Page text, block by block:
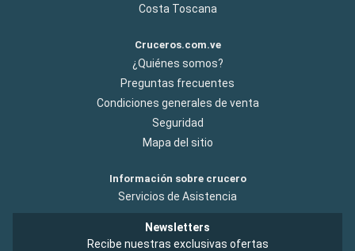
Costa Toscana
Cruceros.com.ve
¿Quiénes somos?
Preguntas frecuentes
Condiciones generales de venta
Seguridad
Mapa del sitio
Información sobre crucero
Servicios de Asistencia
Newsletters
Recibe nuestras exclusivas ofertas